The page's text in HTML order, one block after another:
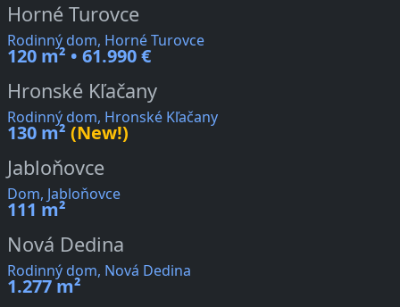
Horné Turovce
Rodinný dom, Horné Turovce
120 m² • 61.990 €
Hronské Kľačany
Rodinný dom, Hronské Kľačany
130 m² (New!)
Jabloňovce
Dom, Jabloňovce
111 m²
Nová Dedina
Rodinný dom, Nová Dedina
1.277 m²